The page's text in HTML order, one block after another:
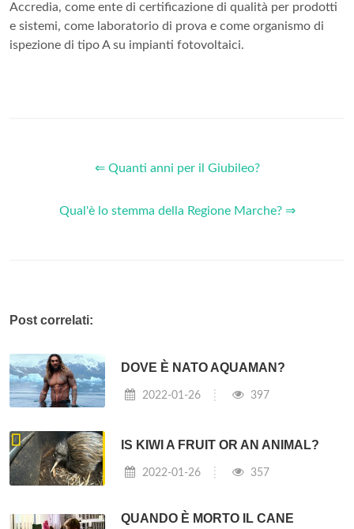
Accredia, come ente di certificazione di qualità per prodotti
e sistemi, come laboratorio di prova e come organismo di
ispezione di tipo A su impianti fotovoltaici.
⇐ Quanti anni per il Giubileo?
Qual'è lo stemma della Regione Marche? ⇒
Post correlati:
DOVE È NATO AQUAMAN?
2022-01-26 397
IS KIWI A FRUIT OR AN ANIMAL?
2022-01-26 357
QUANDO È MORTO IL CANE